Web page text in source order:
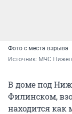
Фото с места взрыва
Источник: МЧС
В доме под
Филинском,
находится как